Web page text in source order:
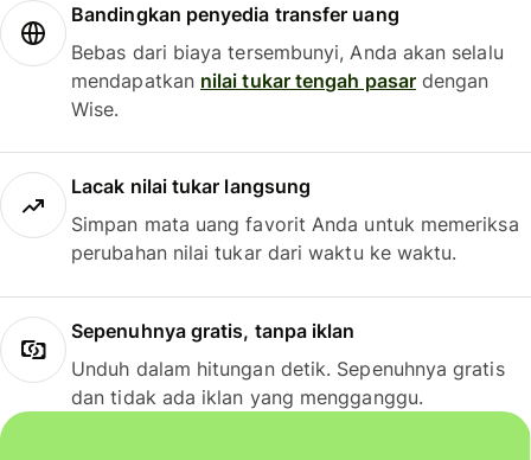
Bandingkan penyedia transfer uang
Bebas dari biaya tersembunyi, Anda akan selalu
mendapatkan nilai tukar tengah pasardengan
Wise.
Lacak nilai tukar langsung
Simpan mata uang favorit Anda untuk memeriksa
perubahan nilai tukar dari waktu ke waktu.
Sepenuhnya gratis, tanpa iklan
Unduh dalam hitungan detik. Sepenuhnya gratis
dan tidak ada iklan yang mengganggu.